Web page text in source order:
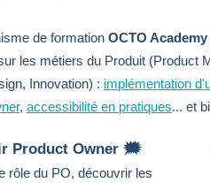
de formation OCTO Academy
les métiers du Produit (Product
Innovation) : implémentation
, accessibilité en pratiques... et
Product Owner 🗯️
rôle du PO, découvrir les